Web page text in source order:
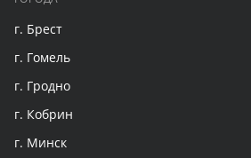
г. Брест
г. Гомель
г. Гродно
г. Кобрин
г. Минск